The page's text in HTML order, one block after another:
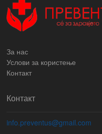
За нас
Услови за користење
Контакт
Контакт
info.preventus@gmail.com